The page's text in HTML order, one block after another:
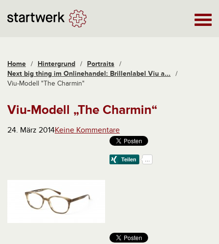
Home / Hintergrund / Portraits /
Next big thing im Onlinehandel: Brillenlabel Viu a...
/
Viu-Modell "The Charmin"
Viu-Modell „The Charmin“
24. März 2014Keine Kommentare